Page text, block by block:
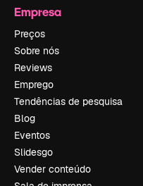
Empresa
Preços
Sobre nós
Reviews
Emprego
Tendências de pesquisa
Blog
Eventos
Slidesgo
Vender conteúdo